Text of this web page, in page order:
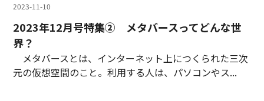
2023-11-10
2023年12月号特集② メタバースってどんな世
界？
メタバースとは、インターネット上につくられた三次
元の仮想空間のこと。利用する人は、パソコンやス...